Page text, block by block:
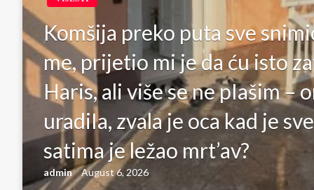
Komšija preko puta sve
me, prijetio mi je da ću isto
Haris, ali više se ne pIašim –
uradiIa, zvala je oca kad je
satima je ležao mrt’av?
admin August 6, 2026